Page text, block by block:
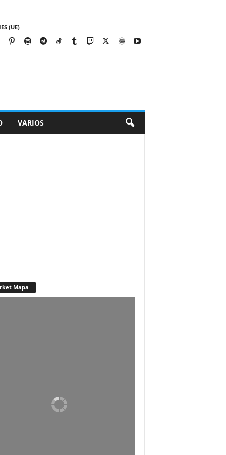
(UE)
VARIOS
Mapa